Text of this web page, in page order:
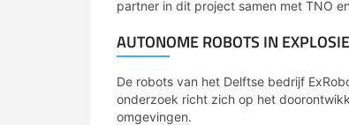
partner in dit project samen met TNO
AUTONOME ROBOTS IN
De robots van het Delftse bedrijf
onderzoek richt zich op het
omgevingen.